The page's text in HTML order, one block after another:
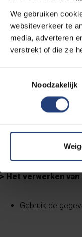
We gebruiken
websiteverkeer te
media, adverteren
verstrekt of die ze
Noodzakelijk
bijvoorbeeld één
Verzamel niet
geslacht,
Laat andere
> Het verwerken
Gebruik de